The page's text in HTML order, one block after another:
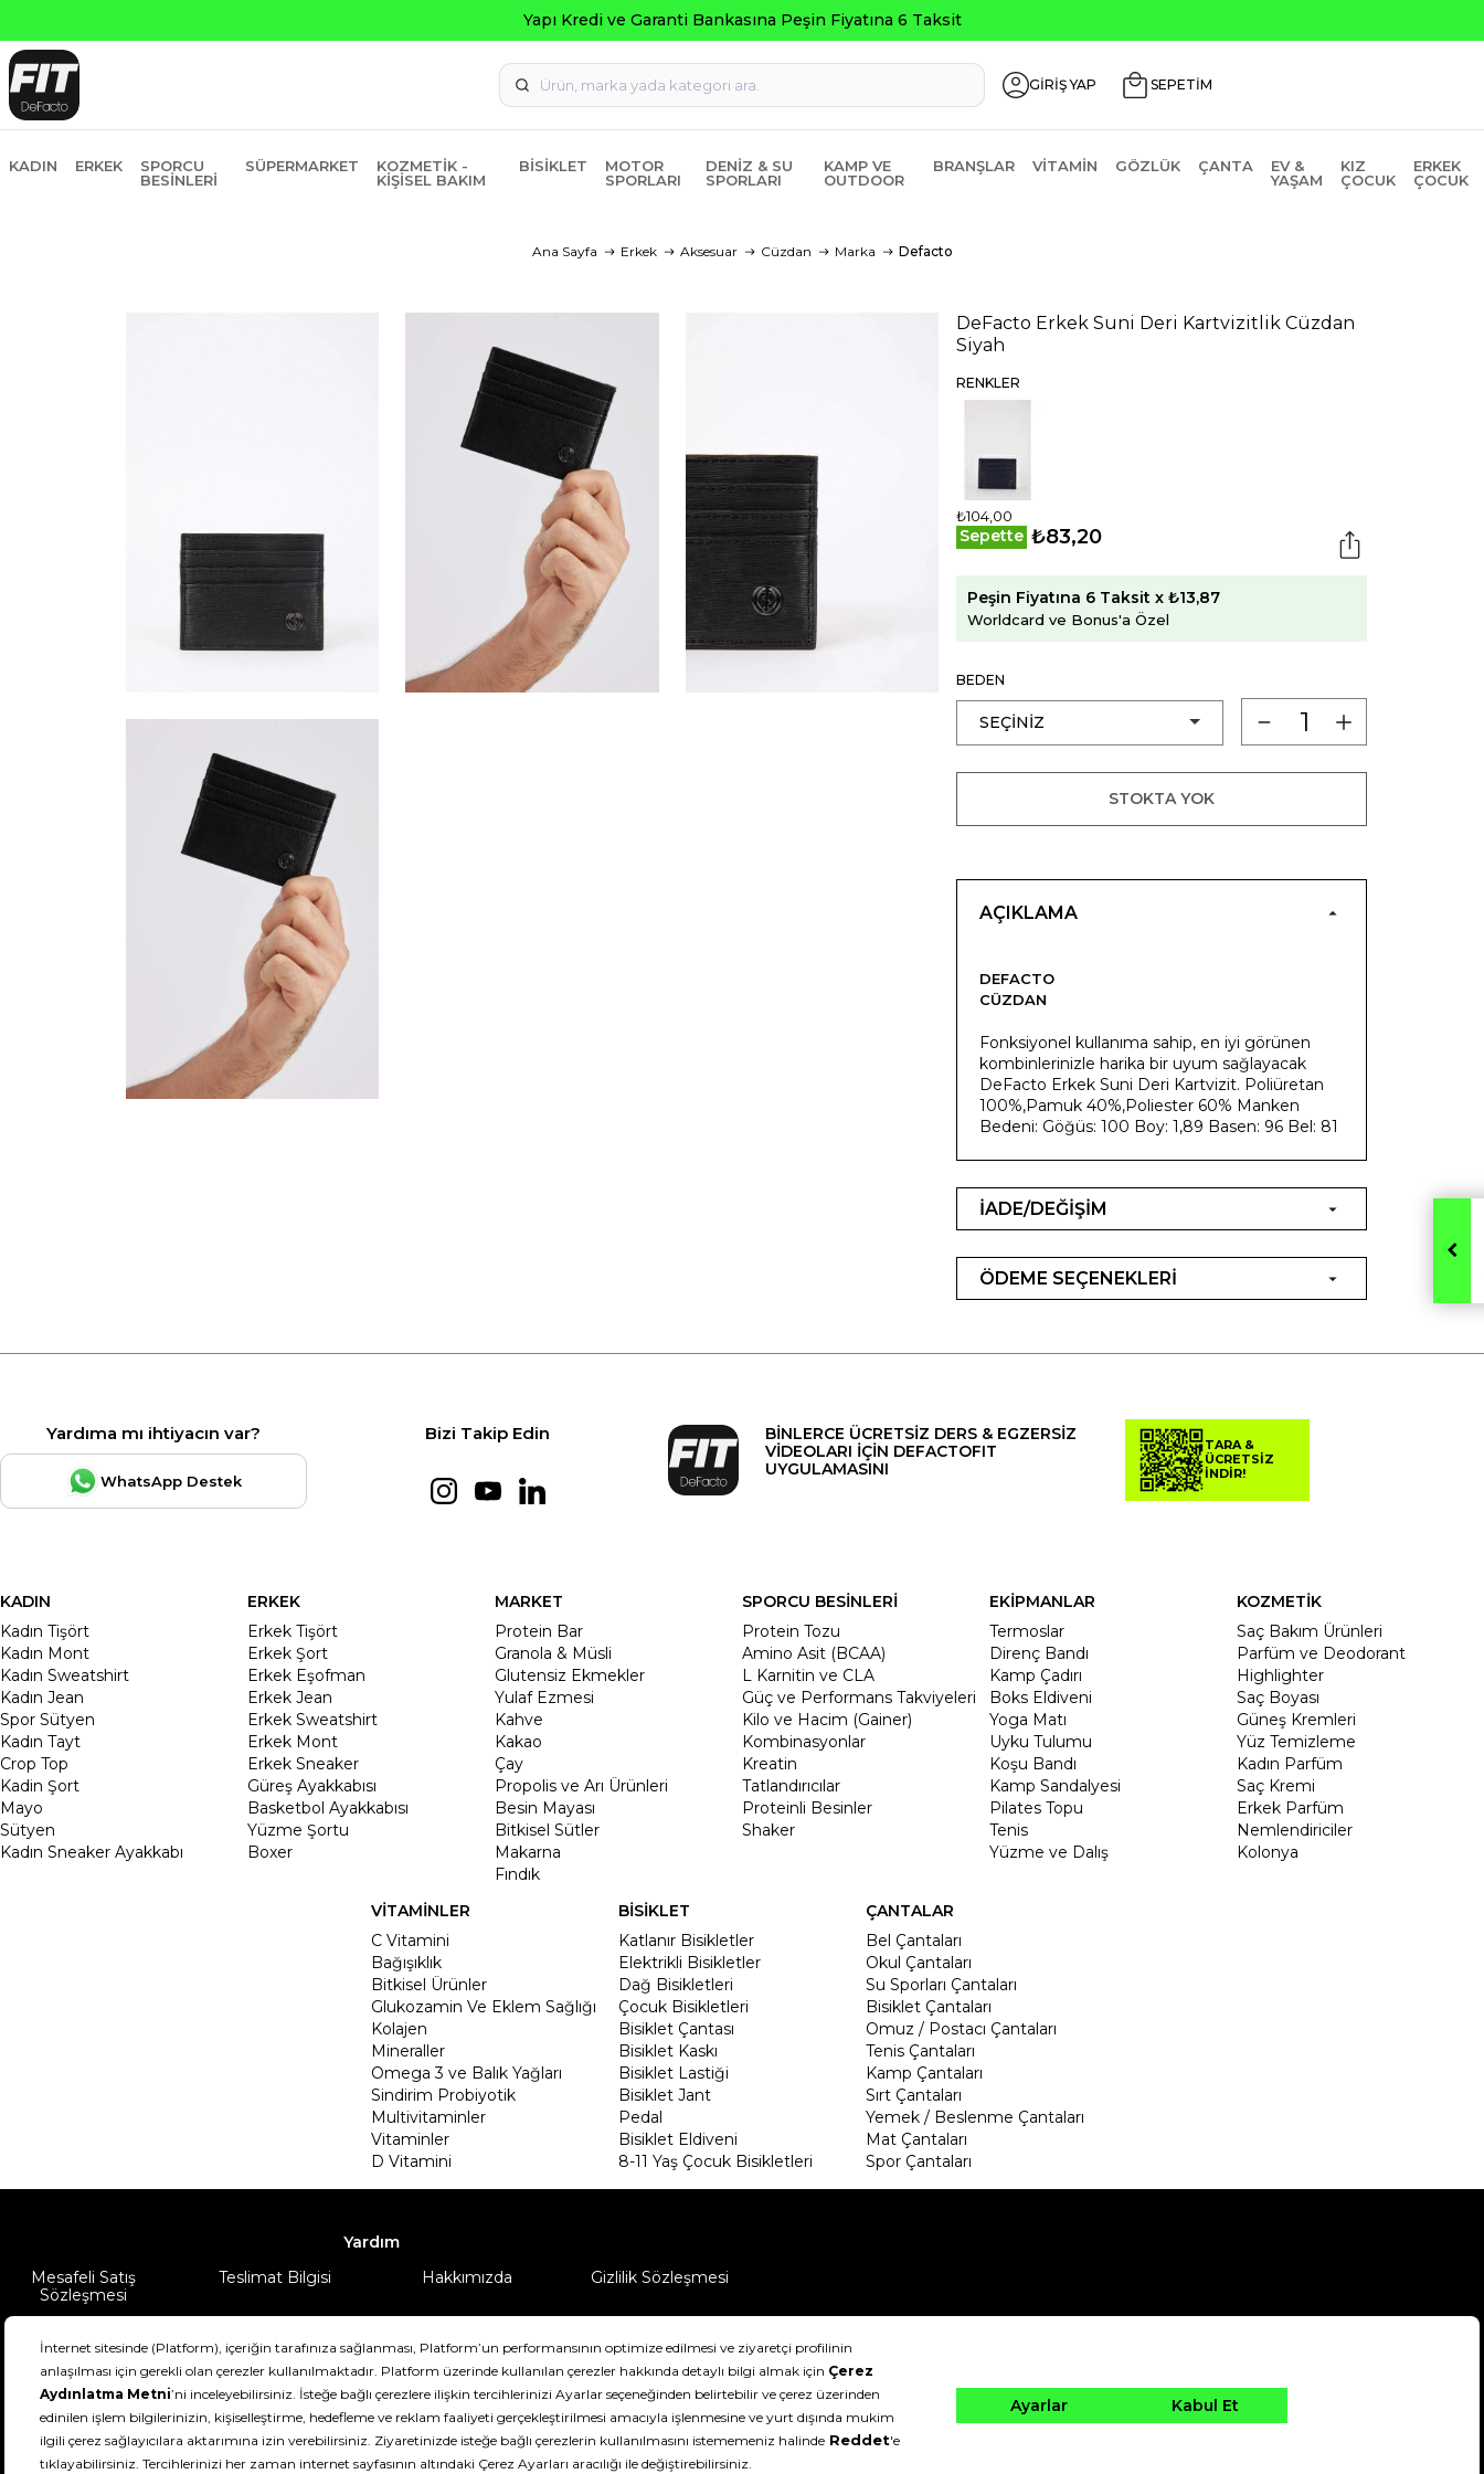
GİRİŞ YAP SEPETİM
KADIN ERKEK
SPORCU
BESINLERI
SÜPERMARKET
KOZMETIK -
KIŞISEL BAKIM
BISIKLET
MOTOR
SPORLARI
DENIZ & SU
SPORLARI
KAMP VE
OUTDOOR
BRANŞLAR VITAMIN GÖZLÜK ÇANTA
EV &
YAŞAM
KIZ
ÇOCUK
ERKEK
ÇOCUK
Ana Sayfa Erkek Aksesuar Cüzdan Marka Defacto
DeFacto Erkek Suni Deri Kartvizitlik Cüzdan
Siyah
RENKLER
₺104,00
Sepette ₺83,20
Peşin Fiyatına 6 Taksit x ₺13,87
Worldcard ve Bonus'a Özel
BEDEN
STOKTA YOK
AÇIKLAMA
DEFACTO
CÜZDAN
Fonksiyonel kullanıma sahip, en iyi görünen
kombinlerinizle harika bir uyum sağlayacak
DeFacto Erkek Suni Deri Kartvizit. Poliüretan
100%,Pamuk 40%,Poliester 60% Manken
Bedeni: Göğüs: 100 Boy: 1,89 Basen: 96 Bel: 81
İADE/DEĞİŞİM
ÖDEME SEÇENEKLERİ
Yardıma mı ihtiyacın var?
WhatsApp Destek
Bizi Takip Edin
BİNLERCE ÜCRETSİZ DERS & EGZERSİZ
VİDEOLARI İÇİN DEFACTOFIT
UYGULAMASINI
TARA &
ÜCRETSİZ
İNDİR!
KADIN
Kadın Tişört
Kadın Mont
Kadın Sweatshirt
Kadın Jean
Spor Sütyen
Kadın Tayt
Crop Top
Kadin Şort
Mayo
Sütyen
Kadın Sneaker Ayakkabı
ERKEK
Erkek Tişört
Erkek Şort
Erkek Eşofman
Erkek Jean
Erkek Sweatshirt
Erkek Mont
Erkek Sneaker
Güreş Ayakkabısı
Basketbol Ayakkabısı
Yüzme Şortu
Boxer
MARKET
Protein Bar
Granola & Müsli
Glutensiz Ekmekler
Yulaf Ezmesi
Kahve
Kakao
Çay
Propolis ve Arı Ürünleri
Besin Mayası
Bitkisel Sütler
Makarna
Fındık
SPORCU BESİNLERİ
Protein Tozu
Amino Asit (BCAA)
L Karnitin ve CLA
Güç ve Performans Takviyeleri
Kilo ve Hacim (Gainer)
Kombinasyonlar
Kreatin
Tatlandırıcılar
Proteinli Besinler
Shaker
EKİPMANLAR
Termoslar
Direnç Bandı
Kamp Çadırı
Boks Eldiveni
Yoga Matı
Uyku Tulumu
Koşu Bandı
Kamp Sandalyesi
Pilates Topu
Tenis
Yüzme ve Dalış
KOZMETİK
Saç Bakım Ürünleri
Parfüm ve Deodorant
Highlighter
Saç Boyası
Güneş Kremleri
Yüz Temizleme
Kadın Parfüm
Saç Kremi
Erkek Parfüm
Nemlendiriciler
Kolonya
VİTAMİNLER
C Vitamini
Bağışıklık
Bitkisel Ürünler
Glukozamin Ve Eklem Sağlığı
Kolajen
Mineraller
Omega 3 ve Balık Yağları
Sindirim Probiyotik
Multivitaminler
Vitaminler
D Vitamini
BİSİKLET
Katlanır Bisikletler
Elektrikli Bisikletler
Dağ Bisikletleri
Çocuk Bisikletleri
Bisiklet Çantası
Bisiklet Kaskı
Bisiklet Lastiği
Bisiklet Jant
Pedal
Bisiklet Eldiveni
8-11 Yaş Çocuk Bisikletleri
ÇANTALAR
Bel Çantaları
Okul Çantaları
Su Sporları Çantaları
Bisiklet Çantaları
Omuz / Postacı Çantaları
Tenis Çantaları
Kamp Çantaları
Sırt Çantaları
Yemek / Beslenme Çantaları
Mat Çantaları
Spor Çantaları
Yardım
Mesafeli Satış
Sözleşmesi
Teslimat Bilgisi Hakkımızda Gizlilik Sözleşmesi